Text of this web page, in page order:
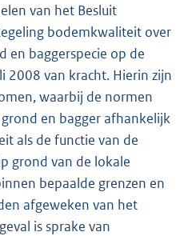
van het Besluit
bodemkwaliteit over
en baggerspecie op de
2008 van kracht. Hierin zijn
waarbij de normen
en bagger afhankelijk
als de functie van de
grond van de lokale
bepaalde grenzen en
afgeweken van het
is sprake van